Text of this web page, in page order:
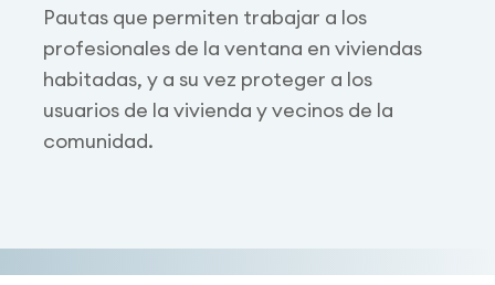
Pautas que permiten trabajar a los
profesionales de la ventana en viviendas
habitadas, y a su vez proteger a los
usuarios de la vivienda y vecinos de la
comunidad.